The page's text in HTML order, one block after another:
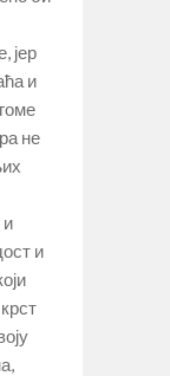
јер
и
не
и